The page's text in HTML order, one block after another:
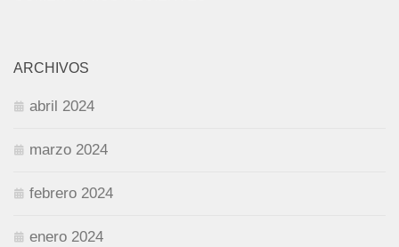
ARCHIVOS
abril 2024
marzo 2024
febrero 2024
enero 2024